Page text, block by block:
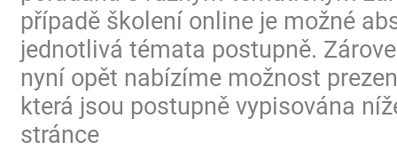
případě školení online je možné
jednotlivá témata postupně.
nyní opět nabízíme možnost
která jsou postupně vypisována
stránce